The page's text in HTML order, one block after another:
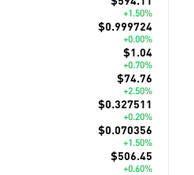
+1.50%
$0.999724
+0.00%
$1.04
+0.70%
$74.76
+2.50%
$0.327511
+0.20%
$0.070356
+1.50%
$506.45
+0.60%